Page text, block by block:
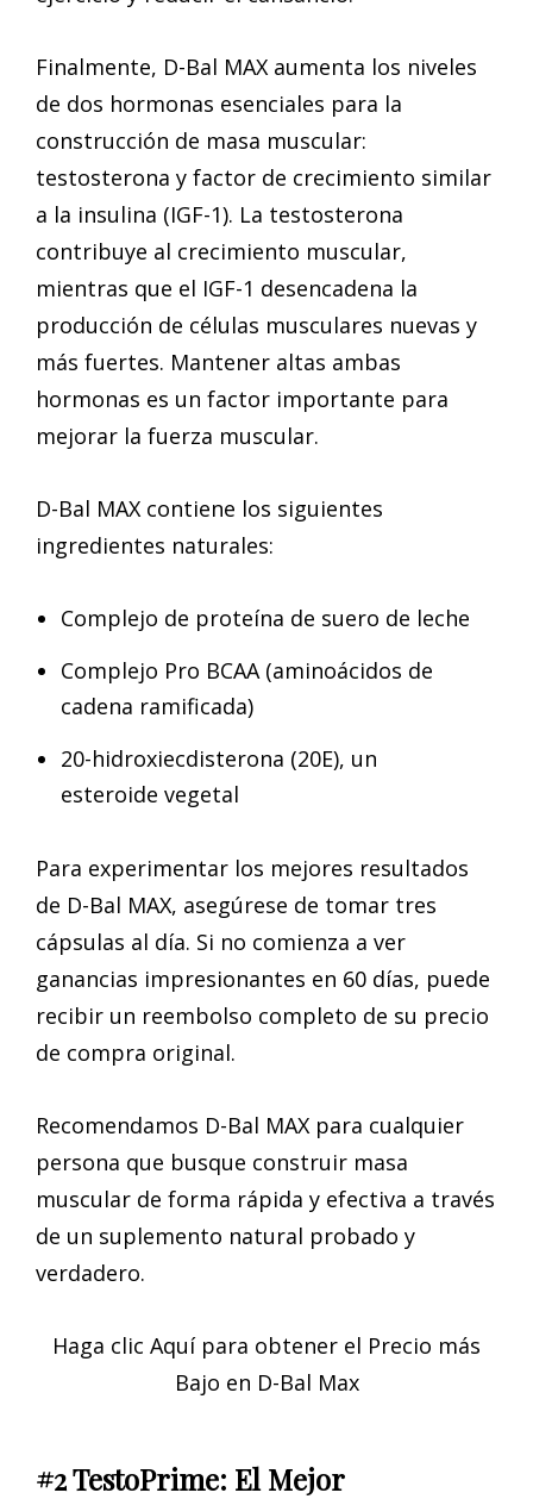
Finalmente, D-Bal MAX aumenta los niveles
de dos hormonas esenciales para la
construcción de masa muscular:
testosterona y factor de crecimiento similar
a la insulina (IGF-1). La testosterona
contribuye al crecimiento muscular,
mientras que el IGF-1 desencadena la
producción de células musculares nuevas y
más fuertes. Mantener altas ambas
hormonas es un factor importante para
mejorar la fuerza muscular.
D-Bal MAX contiene los siguientes
ingredientes naturales:
Complejo de proteína de suero de leche
Complejo Pro BCAA (aminoácidos de
cadena ramificada)
20-hidroxiecdisterona (20E), un
esteroide vegetal
Para experimentar los mejores resultados
de D-Bal MAX, asegúrese de tomar tres
cápsulas al día. Si no comienza a ver
ganancias impresionantes en 60 días, puede
recibir un reembolso completo de su precio
de compra original.
Recomendamos D-Bal MAX para cualquier
persona que busque construir masa
muscular de forma rápida y efectiva a través
de un suplemento natural probado y
verdadero.
Haga clic Aquí para obtener el Precio más
Bajo en D-Bal Max
#2 TestoPrime: El Mejor